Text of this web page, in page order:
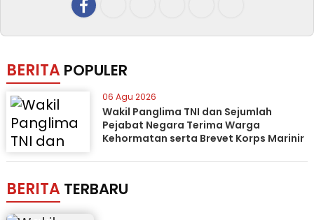
BERITA POPULER
06 Agu 2026
Wakil Panglima TNI dan Sejumlah
Pejabat Negara Terima Warga
Kehormatan serta Brevet Korps Marinir
BERITA TERBARU